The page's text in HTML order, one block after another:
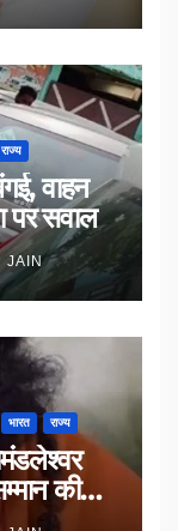
राज्य
पर सवाल
JAIN
भारत राज्य
की